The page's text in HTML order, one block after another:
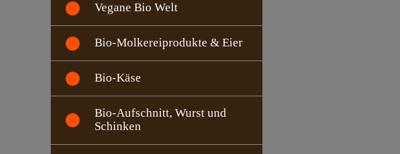
Vegane Bio Welt
Bio-Molkereiprodukte & Eier
Bio-Käse
Bio-Aufschnitt, Wurst und
Schinken